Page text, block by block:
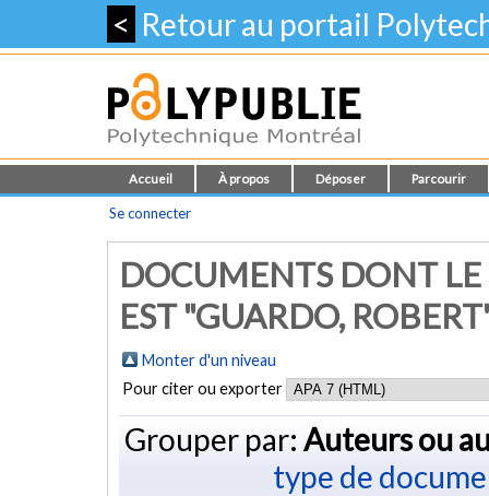
< Retour au portail
Accueil À propos Déposer Parcourir
Se connecter
DOCUMENTS DONT
EST "GUARDO, ROBERT
Monter d'un niveau
Pour citer ou exporter
Grouper par: Auteurs ou
type de